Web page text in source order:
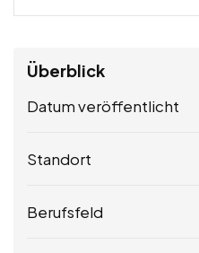
Überblick
Datum veröffentlicht
Standort
Berufsfeld